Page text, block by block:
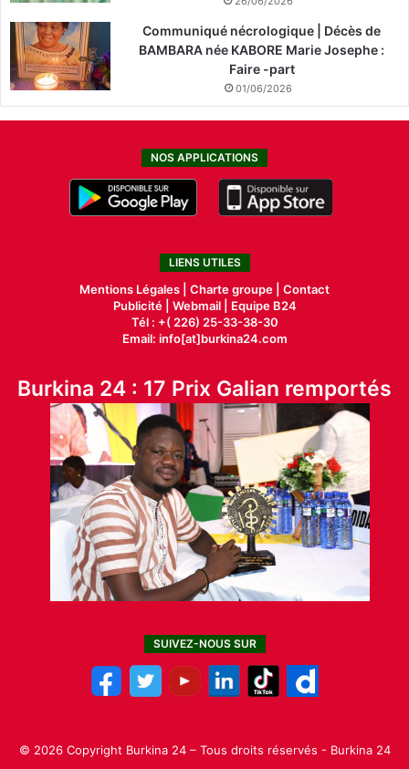
Communiqué nécrologique | Décès de
BAMBARA née KABORE Marie Josephe :
Faire -part
01/06/2026
NOS APPLICATIONS
LIENS UTILES
Mentions Légales | Charte groupe | Contact
Publicité| Webmail |
Equipe B24
Tél : +( 226) 25-33-38-30
Email: info[at]burkina24.com
Burkina 24 : 17 Prix Galian remportés
SUIVEZ-NOUS SUR
© 2026 Copyright Burkina 24 – Tous droits réservés - Burkina 24